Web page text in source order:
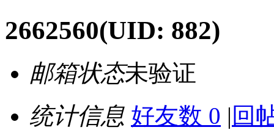
2662560(UID: 882)
邮箱状态未验证
统计信息 好友数 0 | 回